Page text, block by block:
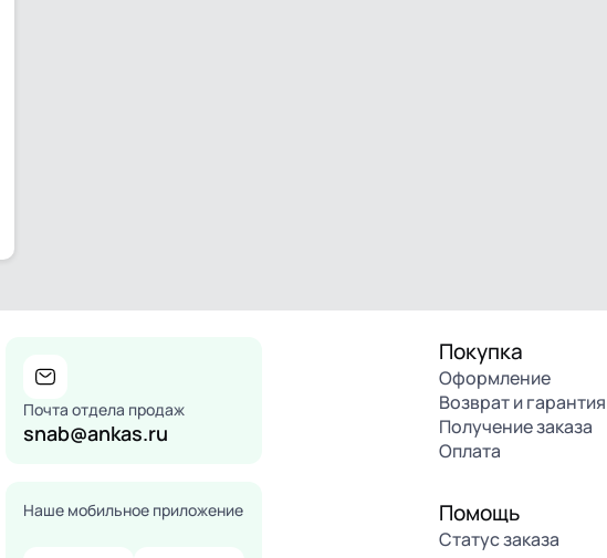
Почта отдела продаж
snab@ankas.ru
Наше мобильное приложение
Покупка
Оформление
Возврат и гарантия
Получение заказа
Оплата
Помощь
Статус заказа